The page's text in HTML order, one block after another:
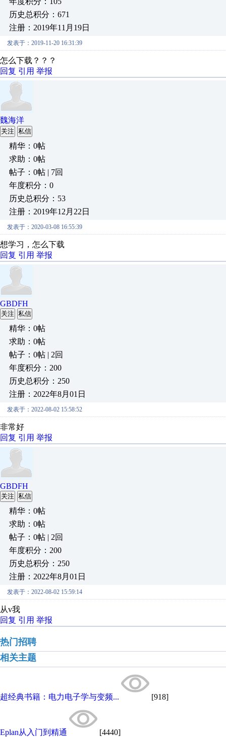
历史总积分：671
注册：2019年11月19日
发表于：2019-11-20 16:31:39
怎么下载？？？
回复 引用 举报
魏海洋
关注 私信
精华：0帖
求助：0帖
帖子：0帖 | 7回
年度积分：0
历史总积分：53
注册：2019年12月22日
发表于：2020-03-08 16:55:39
想学习，怎么下载
回复 引用 举报
GBDFH
关注 私信
精华：0帖
求助：0帖
帖子：0帖 | 2回
年度积分：200
历史总积分：250
注册：2022年8月01日
发表于：2022-08-02 15:58:52
非常好
回复 引用 举报
GBDFH
关注 私信
精华：0帖
求助：0帖
帖子：0帖 | 2回
年度积分：200
历史总积分：250
注册：2022年8月01日
发表于：2022-08-02 15:59:14
从v我
回复 引用 举报
热门招聘
相关主题
超经典书籍：电力电子学与变频... [918]
Eplan从入门到精通 [4440]